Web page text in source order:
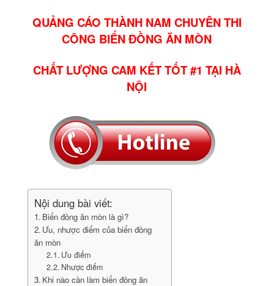
QUẢNG CÁO THÀNH NAM CHUYÊN THI
CÔNG BIỂN ĐỒNG ĂN MÒN
CHẤT LƯỢNG CAM KẾT TỐT #1 TẠI HÀ
NỘI
Nội dung bài viết:
Biển đồng ăn mòn là gì?
Ưu, nhược điểm của biển đồng
ăn mòn
Ưu điểm
Nhược điểm
Khi nào cần làm biển đồng ăn